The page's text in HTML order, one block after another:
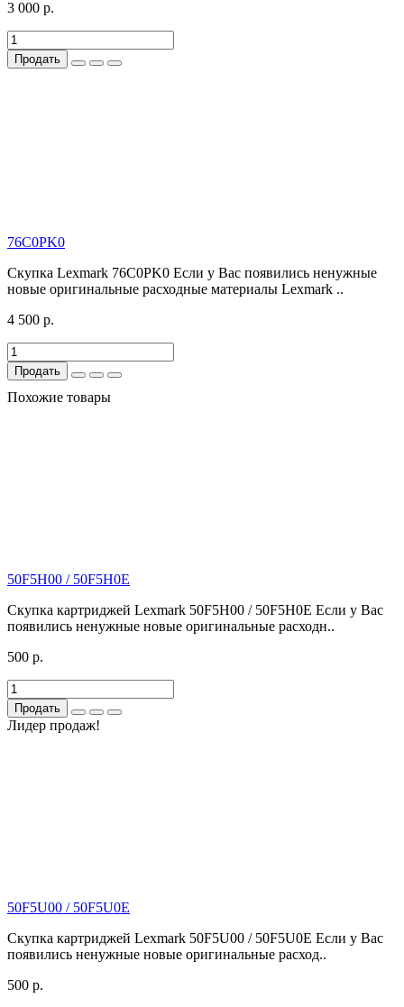
3 000 р.
Продать
76C0PK0
Скупка Lexmark 76C0PK0 Если у Вас появились ненужные
новые оригинальные расходные материалы Lexmark ..
4 500 р.
Продать
Похожие товары
50F5H00 / 50F5H0E
Скупка картриджей Lexmark 50F5H00 / 50F5H0E Если у Вас
появились ненужные новые оригинальные расходн..
500 р.
Продать
Лидер продаж!
50F5U00 / 50F5U0E
Скупка картриджей Lexmark 50F5U00 / 50F5U0E Если у Вас
появились ненужные новые оригинальные расход..
500 р.